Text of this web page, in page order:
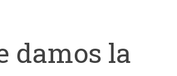
damos la